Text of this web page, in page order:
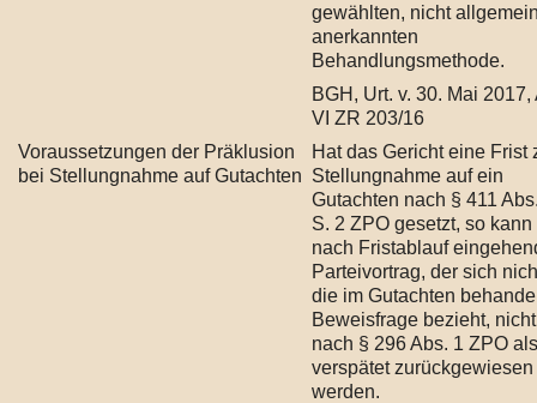
gewählten, nicht
anerkannten
Behandlungsmethode.
BGH, Urt. v. 30. Mai 2017,
VI ZR 203/16
Voraussetzungen der Präklusion
bei Stellungnahme auf Gutachten
Hat das Gericht eine Frist
Stellungnahme auf ein
Gutachten nach § 411
S. 2 ZPO gesetzt, so kann
nach Fristablauf
Parteivortrag, der sich
die im Gutachten
Beweisfrage bezieht, nicht
nach § 296 Abs. 1 ZPO als
verspätet zurückgewiesen
werden.